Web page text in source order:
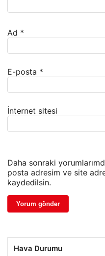
Ad *
E-posta *
İnternet sitesi
Daha sonraki
posta adresim ve site
kaydedilsin.
Hava Durumu